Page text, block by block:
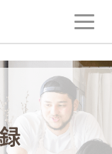
食べログ店舗会員